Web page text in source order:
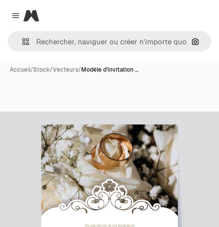
Close menu
Magnific
Accueil/Stock/Vecteurs/Modèle d'invitation …